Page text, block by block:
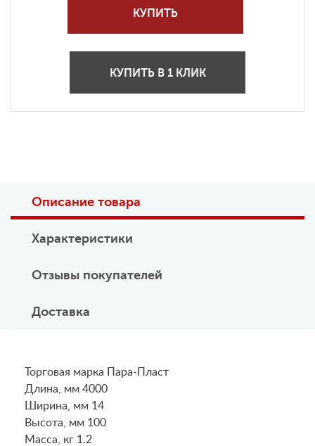
КУПИТЬ
КУПИТЬ В 1 КЛИК
Описание товара
Характеристики
Отзывы покупателей
Доставка
Торговая марка Пара-Пласт
Длина, мм 4000
Ширина, мм 14
Высота, мм 100
Масса, кг 1.2